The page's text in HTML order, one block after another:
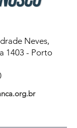
Neves,
1403 - Porto